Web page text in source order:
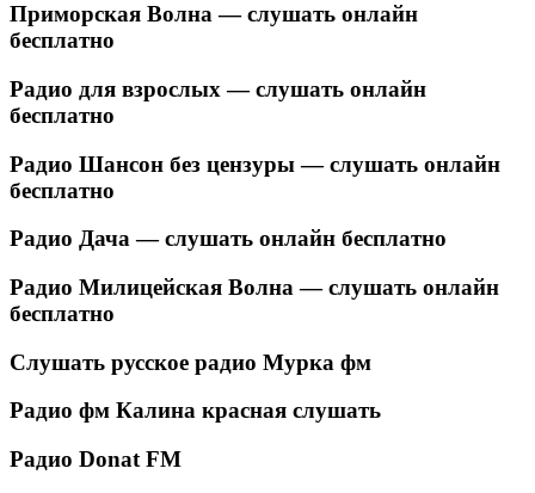
Приморская Волна — слушать онлайн
бесплатно
Радио для взрослых — слушать онлайн
бесплатно
Радио Шансон без цензуры — слушать онлайн
бесплатно
Радио Дача — слушать онлайн бесплатно
Радио Милицейская Волна — слушать онлайн
бесплатно
Слушать русское радио Мурка фм
Радио фм Калина красная слушать
Радио Donat FM